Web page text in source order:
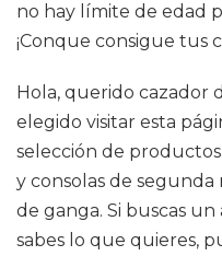
no hay límite de edad
¡Conque consigue tus
Hola, querido cazador
elegido visitar esta
selección de
y consolas de
de ganga. Si buscas
sabes lo que quieres,